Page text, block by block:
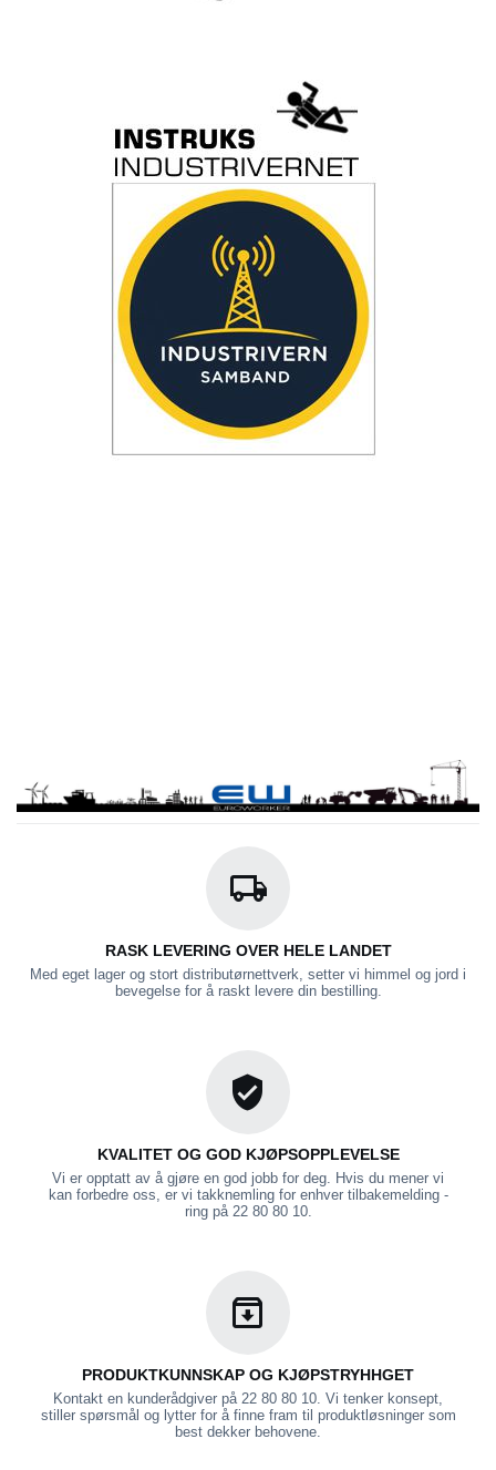
RASK LEVERING OVER HELE LANDET
Med eget lager og stort distributørnettverk, setter vi himmel og jord i
bevegelse for å raskt levere din bestilling.
KVALITET OG GOD KJØPSOPPLEVELSE
Vi er opptatt av å gjøre en god jobb for deg. Hvis du mener vi
kan forbedre oss, er vi takknemling for enhver tilbakemelding -
ring på 22 80 80 10.
PRODUKTKUNNSKAP OG KJØPSTRYHHGET
Kontakt en kunderådgiver på 22 80 80 10. Vi tenker konsept,
stiller spørsmål og lytter for å finne fram til produktløsninger som
best dekker behovene.